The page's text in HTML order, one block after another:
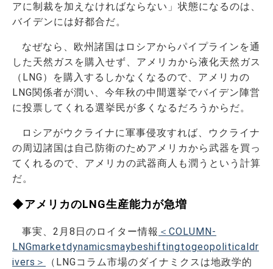
アに制裁を加えなければならない」状態になるのは、
バイデンには好都合だ。
なぜなら、欧州諸国はロシアからパイプラインを通
した天然ガスを購入せず、アメリカから液化天然ガス
（LNG）を購入するしかなくなるので、アメリカの
LNG関係者が潤い、今年秋の中間選挙でバイデン陣営
に投票してくれる選挙民が多くなるだろうからだ。
ロシアがウクライナに軍事侵攻すれば、ウクライナ
の周辺諸国は自己防衛のためアメリカから武器を買っ
てくれるので、アメリカの武器商人も潤うという計算
だ。
◆アメリカのLNG生産能力が急増
事実、2月8日のロイター情報 ＜COLUMN-
LNGmarketdynamicsmaybeshiftingtogeopoliticaldr
ivers＞
（LNGコラム市場のダイナミクスは地政学的